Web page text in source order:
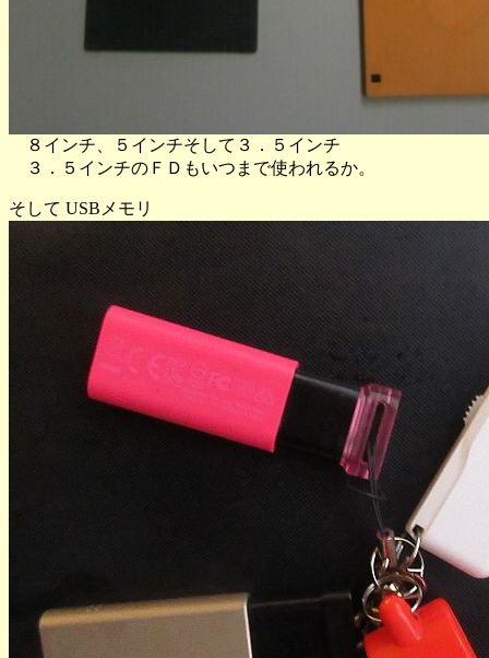
８インチ、５インチそして３．５インチ
３．５インチのＦＤもいつまで使われるか。
そして USBメモリ